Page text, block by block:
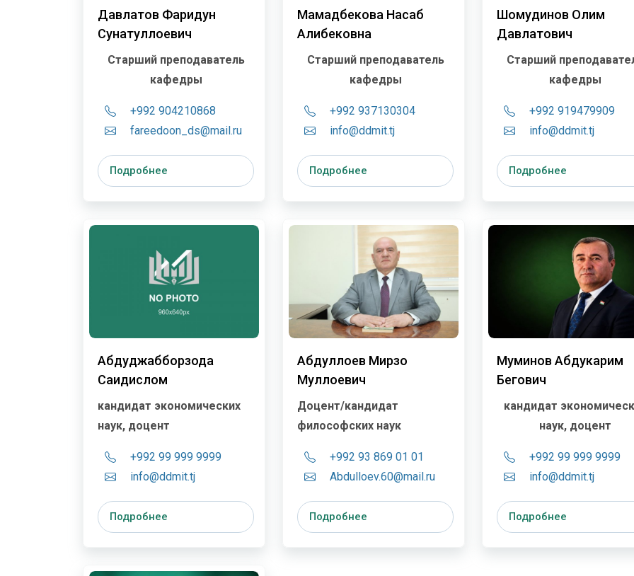
Давлатов Фаридун
Сунатуллоевич
Старший преподаватель
кафедры
+992 904210868
fareedoon_ds@mail.ru
Подробнее
Мамадбекова Насаб
Алибековна
Старший преподаватель
кафедры
+992 937130304
info@ddmit.tj
Подробнее
Шомудинов Олим
Давлатович
Старший
кафедры
+992 919479909
info@ddmit.tj
Подробнее
Абдуджабборзода
Саидислом
кандидат экономических
наук, доцент
+992 99 999 9999
info@ddmit.tj
Подробнее
Абдуллоев Мирзо
Муллоевич
Доцент/кандидат
философских наук
+992 93 869 01 01
Abdulloev.60@mail.ru
Подробнее
Муминов Абдукарим
Бегович
кандидат
наук, доцент
+992 99 999 9999
info@ddmit.tj
Подробнее